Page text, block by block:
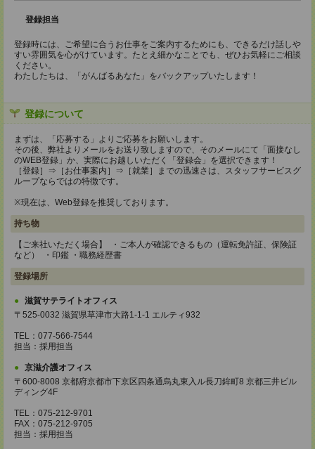
登録担当
登録時には、ご希望に合うお仕事をご案内するためにも、できるだけ話しや
すい雰囲気を心がけています。たとえ細かなことでも、ぜひお気軽にご相談
ください。
わたしたちは、「がんばるあなた」をバックアップいたします！
登録について
まずは、「応募する」よりご応募をお願いします。
その後、弊社よりメールをお送り致しますので、そのメールにて「面接なし
のWEB登録」か、実際にお越しいただく「登録会」を選択できます！
［登録］⇒［お仕事案内］⇒［就業］までの迅速さは、スタッフサービスグ
ループならではの特徴です。
※現在は、Web登録を推奨しております。
持ち物
【ご来社いただく場合】 ・ご本人が確認できるもの（運転免許証、保険証
など） ・印鑑 ・職務経歴書
登録場所
滋賀サテライトオフィス
〒525-0032 滋賀県草津市大路1-1-1 エルティ932
TEL：077-566-7544
担当：採用担当
京滋介護オフィス
〒600-8008 京都府京都市下京区四条通烏丸東入ル長刀鉾町8 京都三井ビル
ディング4F
TEL：075-212-9701
FAX：075-212-9705
担当：採用担当